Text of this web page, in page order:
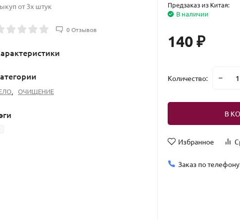
от 3х штук
0 Отзывов
, ОЧИЩЕНИЕ
Предзаказ из Китая:
В наличии
140 ₽
Количество:
В
Избранное
Заказ по